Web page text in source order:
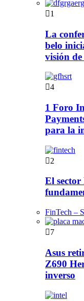
1
La
belo
visión
4
1 Foro
para la
2
El
FinTech –
7
Asus
Z690
inverso